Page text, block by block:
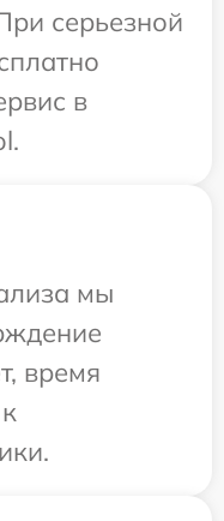
серьезной
в
мы
время